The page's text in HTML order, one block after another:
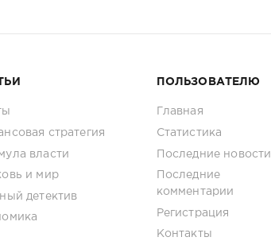
стратегия
власти
и мир
детектив
ПОЛЬЗОВАТЕЛЮ
Главная
Статистика
Последние новости
Последние
комментарии
Регистрация
Контакты